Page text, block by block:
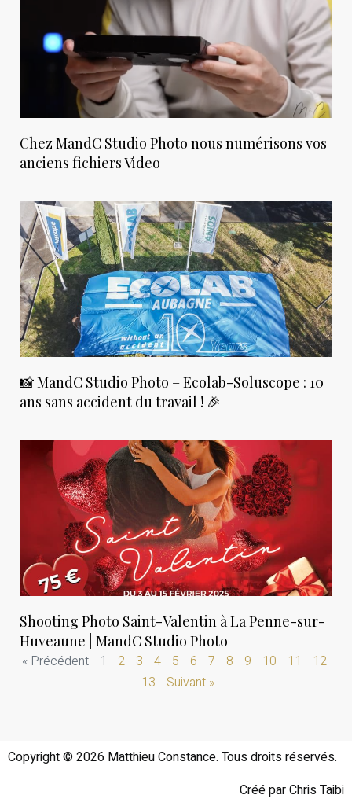
Chez MandC Studio Photo nous numérisons vos
anciens fichiers Video
📸 MandC Studio Photo – Ecolab-Soluscope : 10
ans sans accident du travail ! 🎉
Shooting Photo Saint-Valentin à La Penne-sur-
Huveaune | MandC Studio Photo
« Précédent
1 2 3 4 5 6 7 8 9 10 11
12
13
Suivant »
Copyright © 2026 Matthieu Constance. Tous droits réservés.
Créé par Chris Taibi